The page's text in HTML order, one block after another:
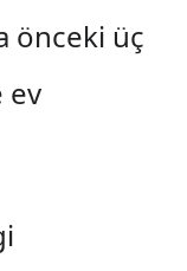
önceki üç
ev